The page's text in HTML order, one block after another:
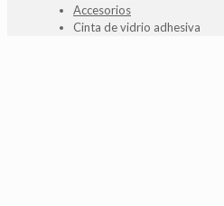
Accesorios
Cinta de vidrio adhesiva